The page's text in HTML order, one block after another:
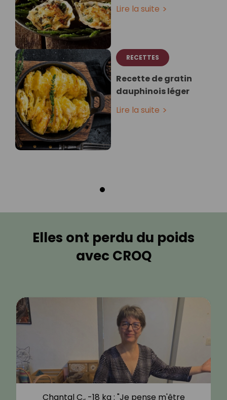
Lire la suite
RECETTES
Recette de gratin
dauphinois léger
Lire la suite
Elles ont perdu du poids
avec CROQ
Chantal C., -18 kg : "Je pense m'être